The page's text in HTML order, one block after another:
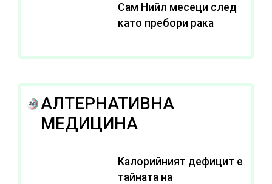
Сам Нийл месеци след
като пребори рака
АЛТЕРНАТИВНА
МЕДИЦИНА
Калорийният дефицит е
тайната на